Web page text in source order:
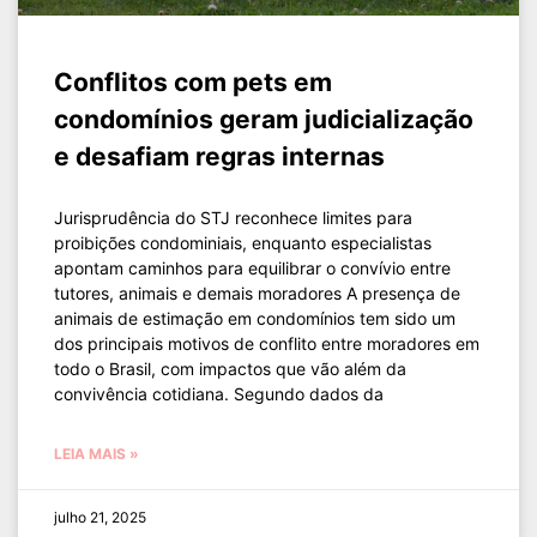
Conflitos com pets em
condomínios geram judicialização
e desafiam regras internas
Jurisprudência do STJ reconhece limites para
proibições condominiais, enquanto especialistas
apontam caminhos para equilibrar o convívio entre
tutores, animais e demais moradores A presença de
animais de estimação em condomínios tem sido um
dos principais motivos de conflito entre moradores em
todo o Brasil, com impactos que vão além da
convivência cotidiana. Segundo dados da
LEIA MAIS »
julho 21, 2025